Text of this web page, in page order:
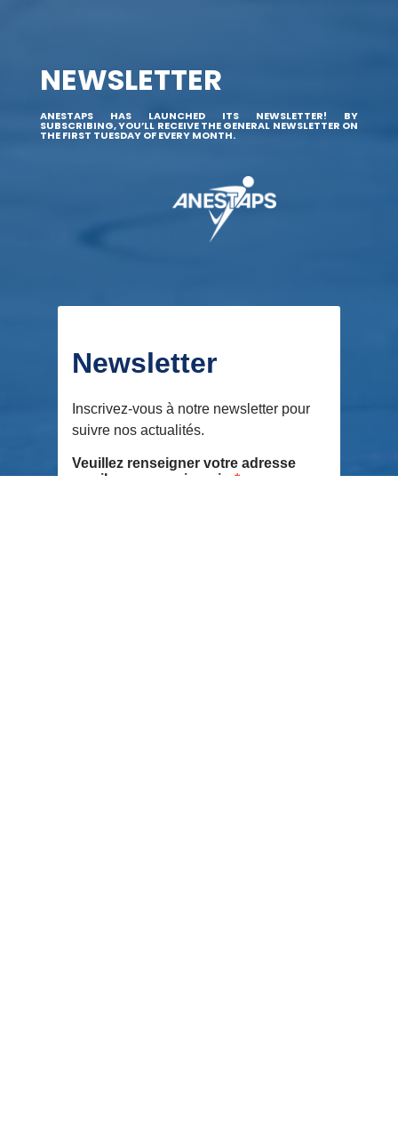
NEWSLETTER
ANESTAPS HAS LAUNCHED ITS NEWSLETTER! BY
SUBSCRIBING, YOU’LL RECEIVE THE GENERAL NEWSLETTER ON
THE FIRST TUESDAY OF EVERY MONTH.